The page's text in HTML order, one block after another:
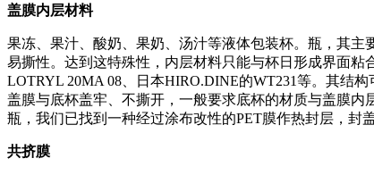
盖膜内层材料
果冻、果汁、酸奶、果奶、汤汁等液体包装杯。瓶，其
易撕性。达到这特殊性，内层材料只能与杯日形成界面粘
LOTRYL 20MA 08、日本HIRO.DINE的WT231等。其结
盖膜与底杯盖牢、不撕开，一般要求底杯的材质与盖膜内
瓶，我们已找到一种经过涂布改性的PET膜作热封层，封
共挤膜